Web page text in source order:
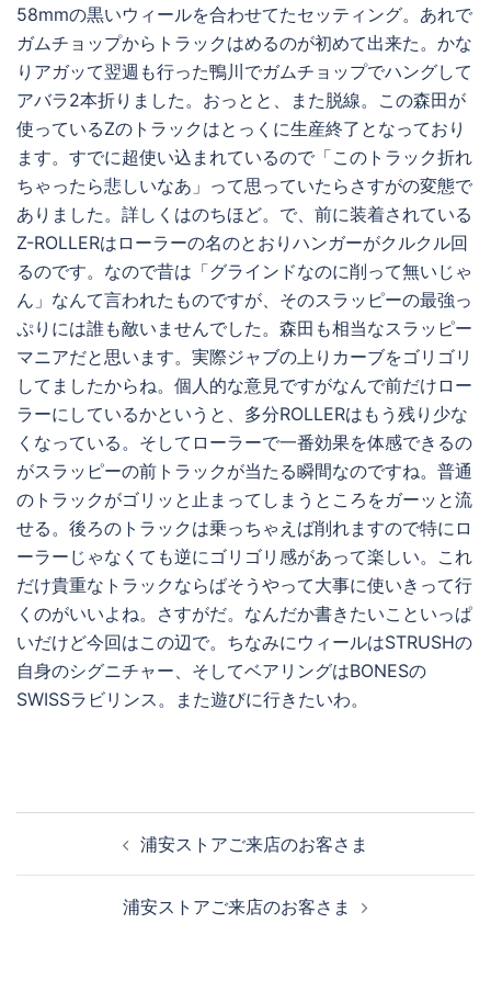
58mmの黒いウィールを合わせてたセッティング。あれで
ガムチョップからトラックはめるのが初めて出来た。かな
りアガッて翌週も行った鴨川でガムチョップでハングして
アバラ2本折りました。おっとと、また脱線。この森田が
使っているZのトラックはとっくに生産終了となっており
ます。すでに超使い込まれているので「このトラック折れ
ちゃったら悲しいなあ」って思っていたらさすがの変態で
ありました。詳しくはのちほど。で、前に装着されている
Z-ROLLERはローラーの名のとおりハンガーがクルクル回
るのです。なので昔は「グラインドなのに削って無いじゃ
ん」なんて言われたものですが、そのスラッピーの最強っ
ぷりには誰も敵いませんでした。森田も相当なスラッピー
マニアだと思います。実際ジャブの上りカーブをゴリゴリ
してましたからね。個人的な意見ですがなんで前だけロー
ラーにしているかというと、多分ROLLERはもう残り少な
くなっている。そしてローラーで一番効果を体感できるの
がスラッピーの前トラックが当たる瞬間なのですね。普通
のトラックがゴリッと止まってしまうところをガーッと流
せる。後ろのトラックは乗っちゃえば削れますので特にロ
ーラーじゃなくても逆にゴリゴリ感があって楽しい。これ
だけ貴重なトラックならばそうやって大事に使いきって行
くのがいいよね。さすがだ。なんだか書きたいこといっぱ
いだけど今回はこの辺で。ちなみにウィールはSTRUSHの
自身のシグニチャー、そしてベアリングはBONESの
SWISSラビリンス。また遊びに行きたいわ。
ナ
浦安ストアご来店のお客さま
浦安ストアご来店のお客さま